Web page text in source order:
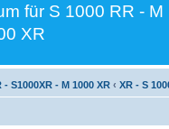
für S 1000 RR -
XR
- S1000XR - M 1000 XR ‹ XR - S